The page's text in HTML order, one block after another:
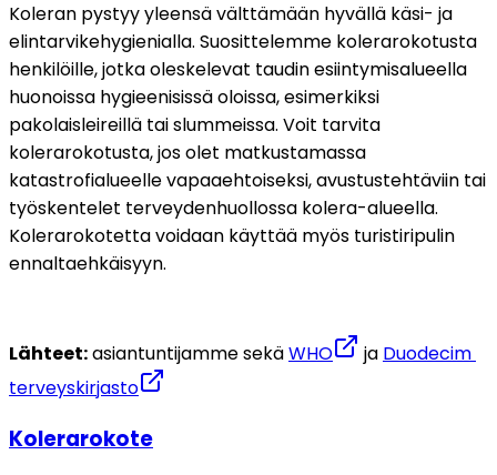
Koleran pystyy yleensä välttämään hyvällä käsi- ja
elintarvikehygienialla. Suosittelemme kolerarokotusta
henkilöille, jotka oleskelevat taudin esiintymisalueella
huonoissa hygieenisissä oloissa, esimerkiksi
pakolaisleireillä tai slummeissa. Voit tarvita
kolerarokotusta, jos olet matkustamassa
katastrofialueelle vapaaehtoiseksi, avustustehtäviin tai
työskentelet terveydenhuollossa kolera-alueella.
Kolerarokotetta voidaan käyttää myös turistiripulin
ennaltaehkäisyyn.
Lähteet: asiantuntijamme sekä WHO ja Duodecim
terveyskirjasto
Kolerarokote